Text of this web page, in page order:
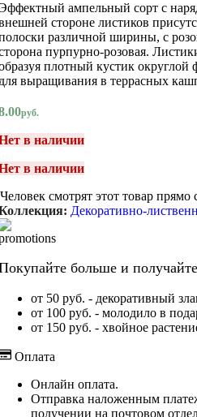
ампельный сорт с
стороне листиков
различной ширины, с
пурпурно-розовая.
плотный кустик
выращивания в террасных
руб.
в наличии
в наличии
Человек смотрят этот товар прямо
Декоративно-
больше и
от 50 руб. - декоративный
от 100 руб. - молодило в
от 150 руб. - хвойное
Оплата
Онлайн оплата.
Отправка наложенным
получении на почтовом